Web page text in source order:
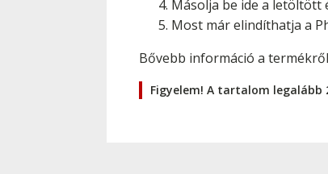
Másolja be ide a letöltött
Most már elindíthatja a
Bővebb információ a termékről
Figyelem! A tartalom legalább